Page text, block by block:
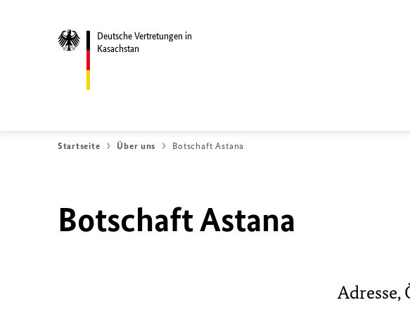
Deutsche Vertretungen in
Kasachstan
Startseite Über uns Botschaft Astana
Botschaft Astana